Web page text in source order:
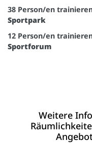
38 Person/en
Sportpark
12 Person/en
Sportforum
Weitere